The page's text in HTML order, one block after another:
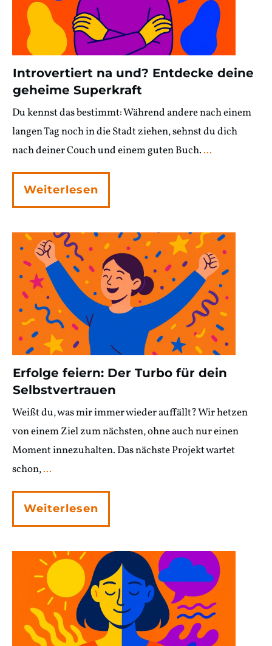
Introvertiert na und? Entdecke deine
geheime Superkraft
Du kennst das bestimmt: Während andere nach einem
langen Tag noch in die Stadt ziehen, sehnst du dich
nach deiner Couch und einem guten Buch. ...
Weiterlesen
Erfolge feiern: Der Turbo für dein
Selbstvertrauen
Weißt du, was mir immer wieder auffällt? Wir hetzen
von einem Ziel zum nächsten, ohne auch nur einen
Moment innezuhalten. Das nächste Projekt wartet
schon,...
Weiterlesen